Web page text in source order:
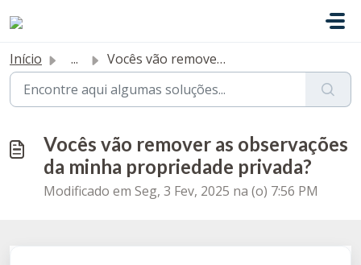
Início ... Vocês vão remover as observações da minha propriedade pri...
Vocês vão remover as observações
da minha propriedade privada?
Modificado em Seg, 3 Fev, 2025 na (o) 7:56 PM